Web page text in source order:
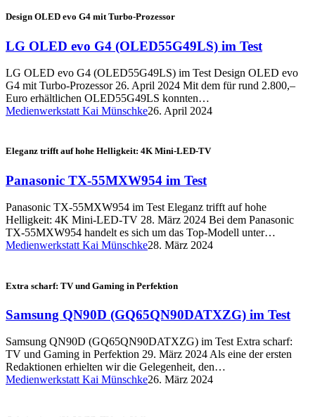
Design OLED evo G4 mit Turbo-Prozessor
LG OLED evo G4 (OLED55G49LS) im Test
LG OLED evo G4 (OLED55G49LS) im Test Design OLED evo
G4 mit Turbo-Prozessor 26. April 2024 Mit dem für rund 2.800,–
Euro erhältlichen OLED55G49LS konnten…
Medienwerkstatt Kai Münschke26. April 2024
Eleganz trifft auf hohe Helligkeit: 4K Mini-LED-TV
Panasonic TX-55MXW954 im Test
Panasonic TX-55MXW954 im Test Eleganz trifft auf hohe
Helligkeit: 4K Mini-LED-TV 28. März 2024 Bei dem Panasonic
TX-55MXW954 handelt es sich um das Top-Modell unter…
Medienwerkstatt Kai Münschke28. März 2024
Extra scharf: TV und Gaming in Perfektion
Samsung QN90D (GQ65QN90DATXZG) im Test
Samsung QN90D (GQ65QN90DATXZG) im Test Extra scharf:
TV und Gaming in Perfektion 29. März 2024 Als eine der ersten
Redaktionen erhielten wir die Gelegenheit, den…
Medienwerkstatt Kai Münschke26. März 2024